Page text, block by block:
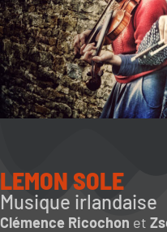
LEMON SOLE
Musique irlandaise
Clémence Ricochon et